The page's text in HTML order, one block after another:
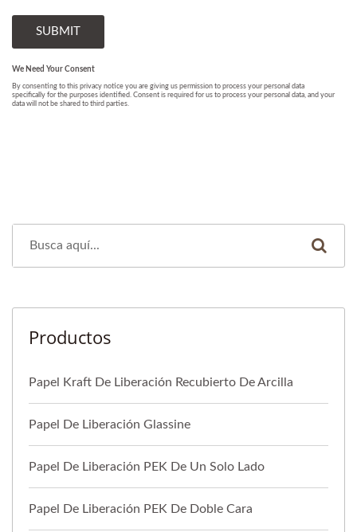
Productos
Papel Kraft De Liberación Recubierto De Arcilla
Papel De Liberación Glassine
Papel De Liberación PEK De Un Solo Lado
Papel De Liberación PEK De Doble Cara